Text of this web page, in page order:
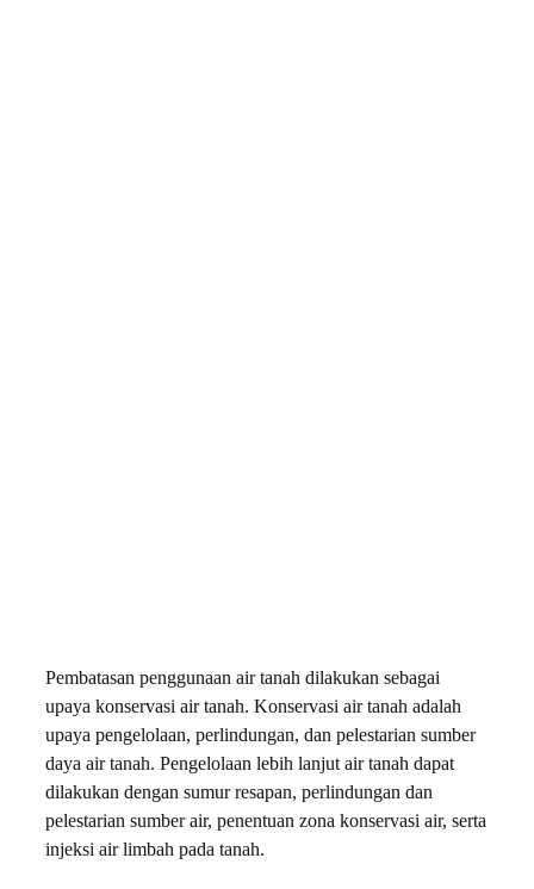
Pembatasan penggunaan air tanah dilakukan sebagai
upaya konservasi air tanah. Konservasi air tanah adalah
upaya pengelolaan, perlindungan, dan pelestarian sumber
daya air tanah. Pengelolaan lebih lanjut air tanah dapat
dilakukan dengan sumur resapan, perlindungan dan
pelestarian sumber air, penentuan zona konservasi air, serta
injeksi air limbah pada tanah.